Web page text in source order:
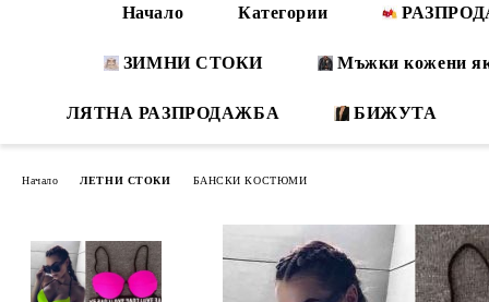
Начало Категории
ЗИМНИ СТОКИ Мъжки кожени
ЛЯТНА РАЗПРОДАЖБА БИЖУТА
Начало ЛЕТНИ СТОКИ БАНСКИ КОСТЮМИ